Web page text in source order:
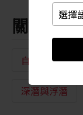
關鍵字
自然美景
深潛與浮潛